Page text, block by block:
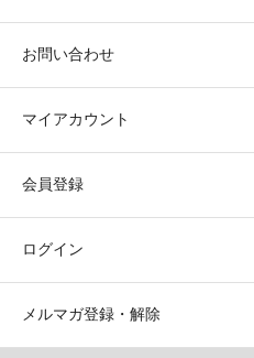
お問い合わせ
マイアカウント
会員登録
ログイン
メルマガ登録・解除